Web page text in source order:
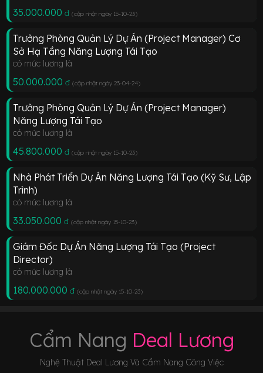
35.000.000 đ (cập nhật ngày 15-10-23)
Trưởng Phòng Quản Lý Dự Án (Project Manager) Cơ
Sở Hạ Tầng Năng Lượng Tái Tạo
có mức lương là
50.000.000 đ (cập nhật ngày 23-04-24)
Trưởng Phòng Quản Lý Dự Án (Project Manager)
Năng Lượng Tái Tạo
có mức lương là
45.800.000 đ (cập nhật ngày 15-10-23)
Nhà Phát Triển Dự Án Năng Lượng Tái Tạo (Kỹ Sư, Lập
Trình)
có mức lương là
33.050.000 đ (cập nhật ngày 15-10-23)
Giám Đốc Dự Án Năng Lượng Tái Tạo (Project
Director)
có mức lương là
180.000.000 đ (cập nhật ngày 15-10-23)
Cẩm Nang Deal Lương
Nghệ Thuật Deal Lương Và Cẩm Nang Công Việc